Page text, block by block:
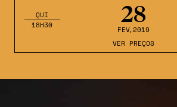
28
FEV,2019
QUI
18H30
VER PREÇOS